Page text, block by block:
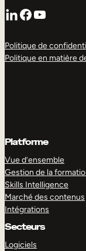
LinkedIn
Facebook
YouTube
Politique de
Politique en matière
Platforme
Vue d’ensemble
Gestion de la
Skills Intelligence
Marché des contenus
Intégrations
Secteurs
Logiciels